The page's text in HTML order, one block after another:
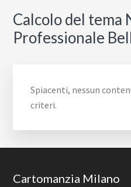
Calcolo del tema
Professionale
Spiacenti, nessun
criteri.
Footer
Cartomanzia Milano